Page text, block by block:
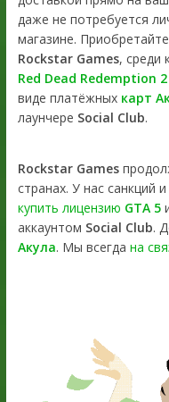
даже не потребуется
магазине.
Rockstar Games, среди
Red Dead Redemption 2
виде платёжных карт
лаунчере Social Club.
Rockstar Games
странах. У нас санкций
купить лицензию GTA 5
аккаунтом Social Club.
Акула. Мы всегда на